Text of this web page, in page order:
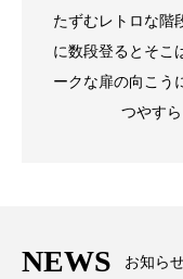
たずむレトロな階
に数段登るとそこ
ークな扉の向こう
つやす
NEWS お知ら